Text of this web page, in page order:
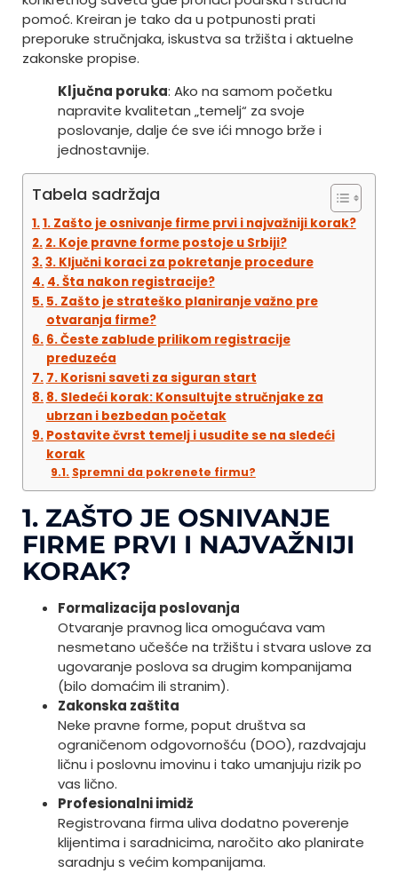
pomoć. Kreiran je tako da u potpunosti prati
preporuke stručnjaka, iskustva sa tržišta i aktuelne
zakonske propise.
Ključna poruka: Ako na samom početku
napravite kvalitetan „temelj“ za svoje
poslovanje, dalje će sve ići mnogo brže i
jednostavnije.
Tabela sadržaja
1. Zašto je osnivanje firme prvi i najvažniji korak?
2. Koje pravne forme postoje u Srbiji?
3. Ključni koraci za pokretanje procedure
4. Šta nakon registracije?
5. Zašto je strateško planiranje važno pre
otvaranja firme?
6. Česte zablude prilikom registracije
preduzeća
7. Korisni saveti za siguran start
8. Sledeći korak: Konsultujte stručnjake za
ubrzan i bezbedan početak
Postavite čvrst temelj i usudite se na sledeći
korak
Spremni da pokrenete firmu?
1. ZAŠTO JE OSNIVANJE
FIRME PRVI I NAJVAŽNIJI
KORAK?
Formalizacija poslovanja
Otvaranje pravnog lica omogućava vam
nesmetano učešće na tržištu i stvara uslove za
ugovaranje poslova sa drugim kompanijama
(bilo domaćim ili stranim).
Zakonska zaštita
Neke pravne forme, poput društva sa
ograničenom odgovornošću (DOO), razdvajaju
ličnu i poslovnu imovinu i tako umanjuju rizik po
vas lično.
Profesionalni imidž
Registrovana firma uliva dodatno poverenje
klijentima i saradnicima, naročito ako planirate
saradnju s većim kompanijama.